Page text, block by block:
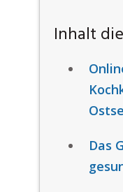
Inhalt
Das